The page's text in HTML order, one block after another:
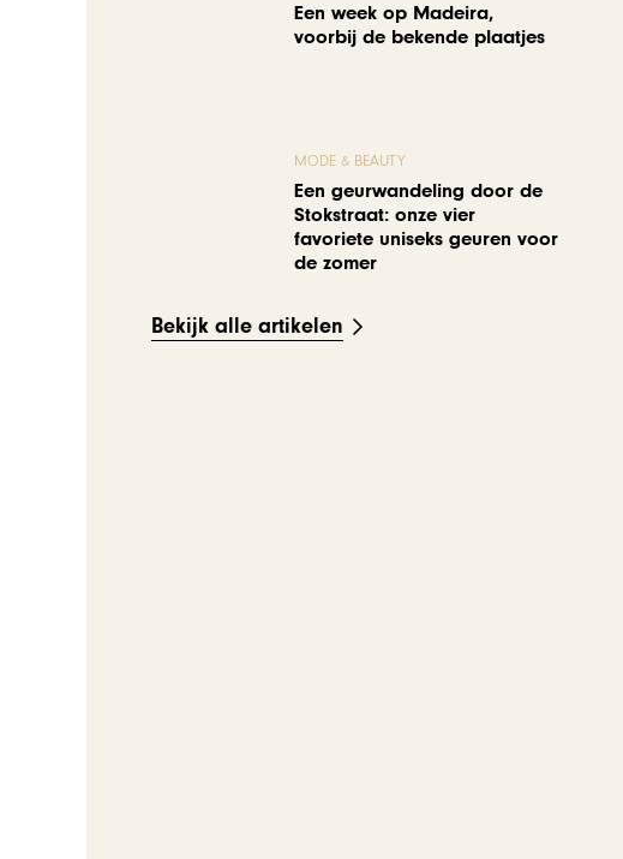
Een week op Madeira,
voorbij de bekende plaatjes
MODE & BEAUTY
Een geurwandeling door de
Stokstraat: onze vier
favoriete uniseks geuren voor
de zomer
Bekijk alle artikelen